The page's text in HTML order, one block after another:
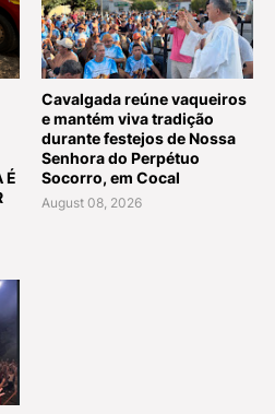
É
Cavalgada reúne vaqueiros
e mantém viva tradição
durante festejos de Nossa
Senhora do Perpétuo
Socorro, em Cocal
August 08, 2026